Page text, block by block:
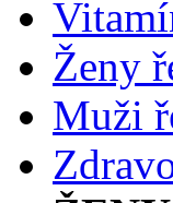
Ženy
Muži